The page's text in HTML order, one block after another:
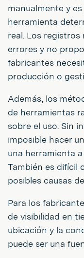
manualmente y
herramienta
real. Los registros
errores y no
fabricantes
producción o
Además, los
de herramientas
sobre el uso. Sin
imposible hacer
una herramienta
También es difícil
posibles causas
Para los
de visibilidad en
ubicación y la
puede ser una